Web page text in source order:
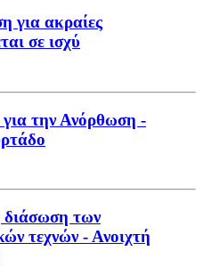
για ακραίες
σε ισχύ
την Ανόρθωση -
διάσωση των
τεχνών - Ανοιχτή